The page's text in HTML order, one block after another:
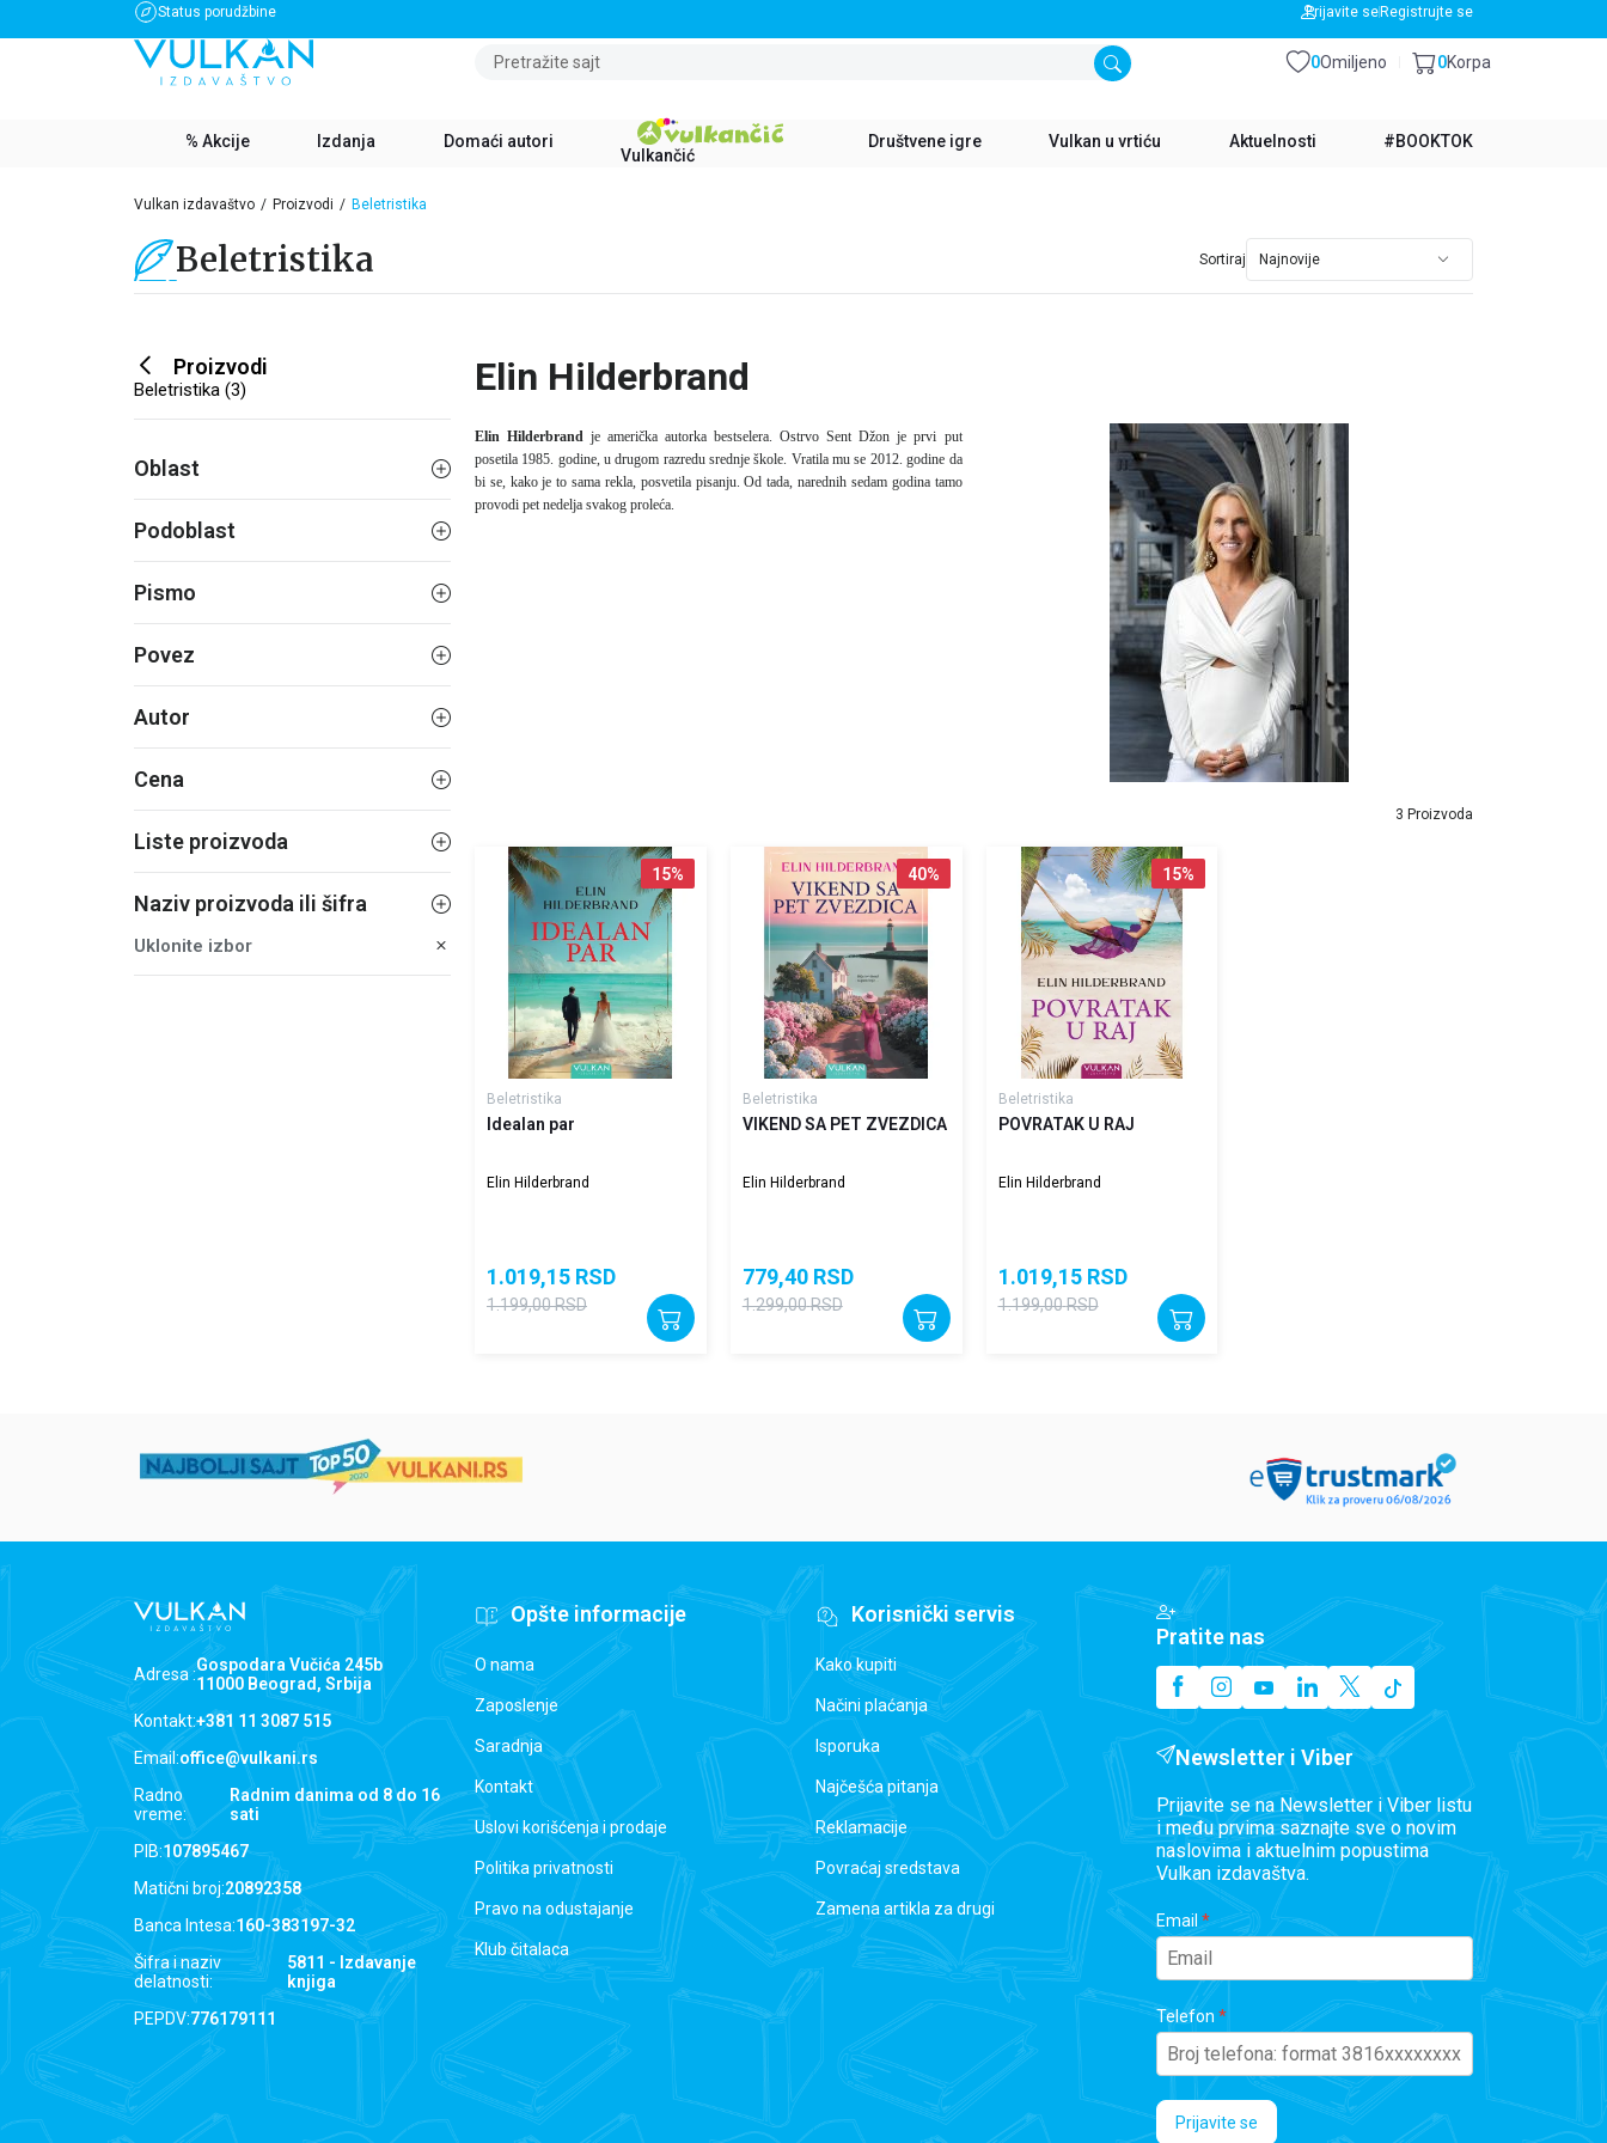
Status porudžbine
BESPLATNA DOSTAVA ZA IZNOS PREKO 3500 RSD BESPLATNA DOSTAVA ZA IZNOS PREKO 3500 RSD
Prijavite se Registrujte se
Pretražite sajt Omiljeno
0 Korpa
0
% Akcije Izdanja Domaći autori
Vulkančić
Društvene igre Vulkan u vrtiću Aktuelnosti #BOOKTOK
Vulkan izdavaštvo Proizvodi Beletristika
Beletristika Sortiraj
Proizvodi
Beletristika (3)
Oblast
Podoblast
Pismo
Povez
Autor
Cena
Liste proizvoda
Naziv proizvoda ili šifra
Uklonite izbor
Elin Hilderbrand
Elin Hilderbrand je američka autorka bestselera. Ostrvo Sent Džon je prvi put
posetila 1985. godine, u drugom razredu srednje škole. Vratila mu se 2012. godine da
bi se, kako je to sama rekla, posvetila pisanju. Od tada, narednih sedam godina tamo
provodi pet nedelja svakog proleća.
3 Proizvoda
15%
Beletristika
Idealan par
Elin Hilderbrand
1.019,15 RSD
1.199,00RSD
40%
Beletristika
VIKEND SA PET ZVEZDICA
Elin Hilderbrand
779,40 RSD
1.299,00RSD
15%
Beletristika
POVRATAK U RAJ
Elin Hilderbrand
1.019,15 RSD
1.199,00RSD
Adresa :Gospodara Vučića 245b
11000 Beograd, Srbija
Kontakt:+381 11 3087 515
Email:office@vulkani.rs
Radno
vreme:
Radnim danima od 8 do 16
sati
PIB:107895467
Matični broj:20892358
Banca Intesa:160-383197-32
Šifra i naziv
delatnosti:
5811 - Izdavanje
knjiga
PEPDV:776179111
Opšte informacije
O nama
Zaposlenje
Saradnja
Kontakt
Uslovi korišćenja i prodaje
Politika privatnosti
Pravo na odustajanje
Klub čitalaca
Korisnički servis
Kako kupiti
Načini plaćanja
Isporuka
Najčešća pitanja
Reklamacije
Povraćaj sredstava
Zamena artikla za drugi
Pratite nas
Newsletter i Viber
Prijavite se na Newsletter i Viber listu
i među prvima saznajte sve o novim
naslovima i aktuelnim popustima
Vulkan izdavaštva.
Email
Telefon
Prijavite se